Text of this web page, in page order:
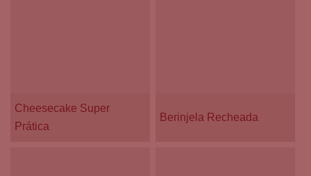
Cheesecake Super
Prática
Berinjela Recheada